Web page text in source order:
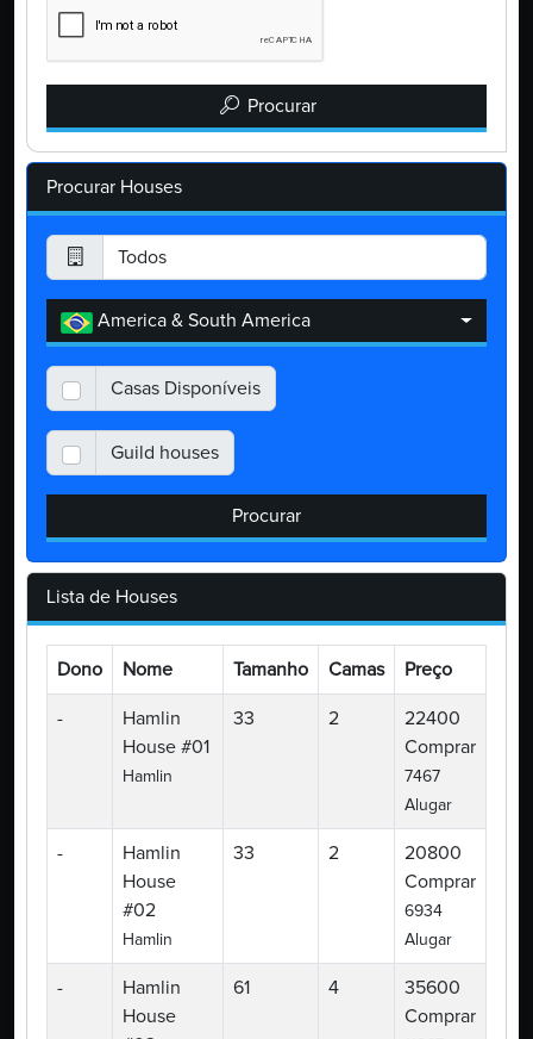
Procurar
Procurar Houses
America & South America
Casas Disponíveis
Guild houses
Procurar
Lista de Houses
Dono Nome Tamanho Camas Preço
-
Hamlin
House #01
Hamlin
33 2
22400
Comprar
7467
Alugar
-
Hamlin
House
#02
Hamlin
33 2
20800
Comprar
6934
Alugar
-
Hamlin
House
61 4
35600
Comprar